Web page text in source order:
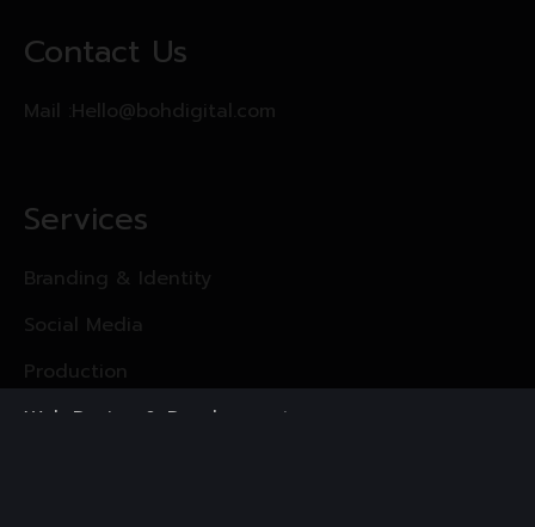
Contact Us
Mail : Hello@bohdigital.com
Services
Branding & Identity
Social Media
Production
Web Design & Development